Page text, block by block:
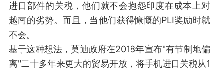
进口部件的关税，他们就不会抱怨印度在成本上对
越南的劣势。而且，当他们获得慷慨的PLI奖励时就
不会。
基于这种想法，莫迪政府在2018年宣布"有节制地偏
离"二十多年来更大的贸易开放，将手机进口关税从1